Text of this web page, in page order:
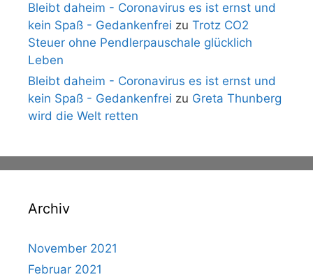
Bleibt daheim - Coronavirus es ist ernst und
kein Spaß - Gedankenfrei zu Trotz CO2
Steuer ohne Pendlerpauschale glücklich
Leben
Bleibt daheim - Coronavirus es ist ernst und
kein Spaß - Gedankenfrei zu Greta Thunberg
wird die Welt retten
Archiv
November 2021
Februar 2021